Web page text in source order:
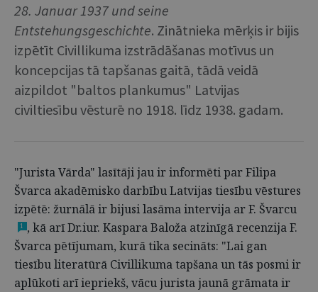
28. Januar 1937 und seine
Entstehungsgeschichte. Zinātnieka mērķis ir bijis
izpētīt Civillikuma izstrādāšanas motīvus un
koncepcijas tā tapšanas gaitā, tādā veidā
aizpildot "baltos plankumus" Latvijas
civiltiesību vēsturē no 1918. līdz 1938. gadam.
"Jurista Vārda" lasītāji jau ir informēti par Filipa
Švarca akadēmisko darbību Latvijas tiesību vēstures
izpētē: žurnālā ir bijusi lasāma intervija ar F. Švarcu
1 , kā arī Dr.iur. Kaspara Baloža atzinīgā recenzija F.
Švarca pētījumam, kurā tika secināts: "Lai gan
tiesību literatūrā Civillikuma tapšana un tās posmi ir
aplūkoti arī iepriekš, vācu jurista jaunā grāmata ir